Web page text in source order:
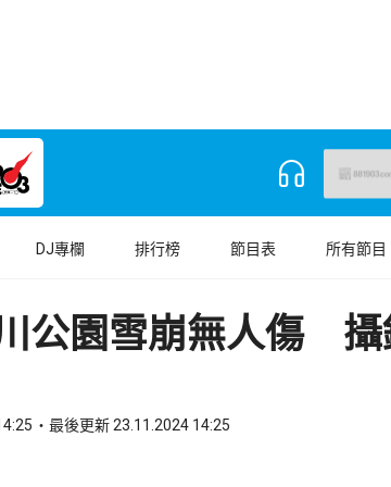
DJ專欄 排行榜 節目表 所有節目
公園雪崩無人傷 攝
最後更新 23.11.2024 14:25